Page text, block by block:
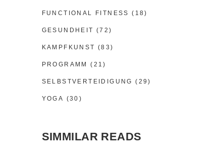
FUNCTIONAL FITNESS (18)
GESUNDHEIT (72)
KAMPFKUNST (83)
PROGRAMM (21)
SELBSTVERTEIDIGUNG (29)
YOGA (30)
SIMMILAR READS